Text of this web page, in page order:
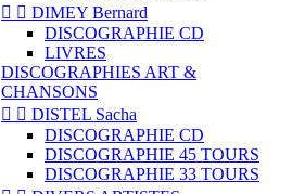
  DIMEY Bernard
DISCOGRAPHIE CD
LIVRES
DISCOGRAPHIES ART &
CHANSONS
  DISTEL Sacha
DISCOGRAPHIE CD
DISCOGRAPHIE 45 TOURS
DISCOGRAPHIE 33 TOURS